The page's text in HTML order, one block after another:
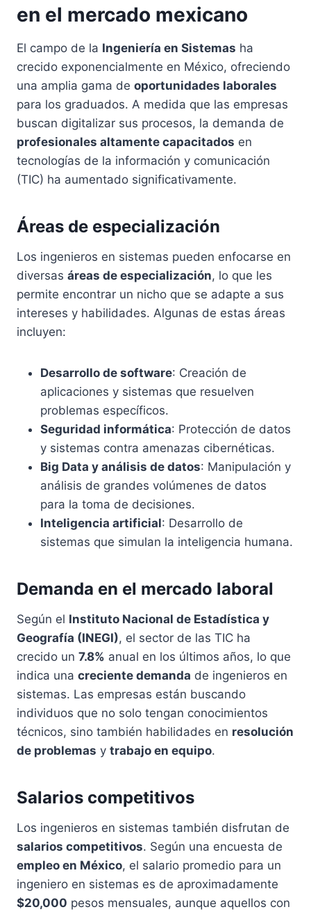
en el mercado mexicano
El campo de la Ingeniería en Sistemas ha
crecido exponencialmente en México, ofreciendo
una amplia gama de oportunidades laborales
para los graduados. A medida que las empresas
buscan digitalizar sus procesos, la demanda de
profesionales altamente capacitados en
tecnologías de la información y comunicación
(TIC) ha aumentado significativamente.
Áreas de especialización
Los ingenieros en sistemas pueden enfocarse en
diversas áreas de especialización, lo que les
permite encontrar un nicho que se adapte a sus
intereses y habilidades. Algunas de estas áreas
incluyen:
Desarrollo de software: Creación de
aplicaciones y sistemas que resuelven
problemas específicos.
Seguridad informática: Protección de datos
y sistemas contra amenazas cibernéticas.
Big Data y análisis de datos: Manipulación y
análisis de grandes volúmenes de datos
para la toma de decisiones.
Inteligencia artificial: Desarrollo de
sistemas que simulan la inteligencia humana.
Demanda en el mercado laboral
Según el Instituto Nacional de Estadística y
Geografía (INEGI), el sector de las TIC ha
crecido un 7.8% anual en los últimos años, lo que
indica una creciente demanda de ingenieros en
sistemas. Las empresas están buscando
individuos que no solo tengan conocimientos
técnicos, sino también habilidades en resolución
de problemas y trabajo en equipo.
Salarios competitivos
Los ingenieros en sistemas también disfrutan de
salarios competitivos. Según una encuesta de
empleo en México, el salario promedio para un
ingeniero en sistemas es de aproximadamente
$20,000 pesos mensuales, aunque aquellos con